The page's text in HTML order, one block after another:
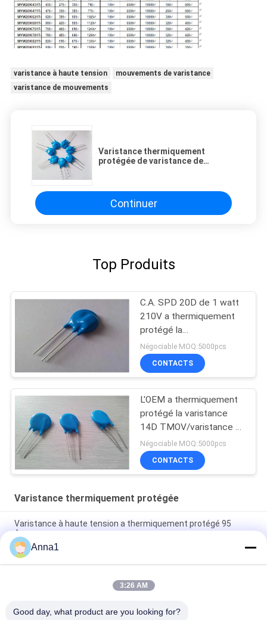
varistance à haute tension
mouvements de varistance
varistance de mouvements
Varistance thermiquement
protégée de varistance de
Continuer
Top Produits
C.A. SPD 20D de 1 watt
210V a thermiquement
protégé la
varistance/TMOV pour le
robinet de puissance
Négociable MOQ:5000pcs
CONTACTS
L'OEM a thermiquement
protégé la varistance
14D TMOV/varistance à
haute tension
Négociable MOQ:5000pcs
CONTACTS
Varistance thermiquement protégée
Varistance à haute tension a thermiquement protégé 95
Acrms
oxyde métallique 25D 275 Acrms varistance haute tension
thermiquement protégée
La varistance à haute tension 115 Acrms d'oxyde de métal
Anna1
3:26 AM
Good day, what product are you looking for?